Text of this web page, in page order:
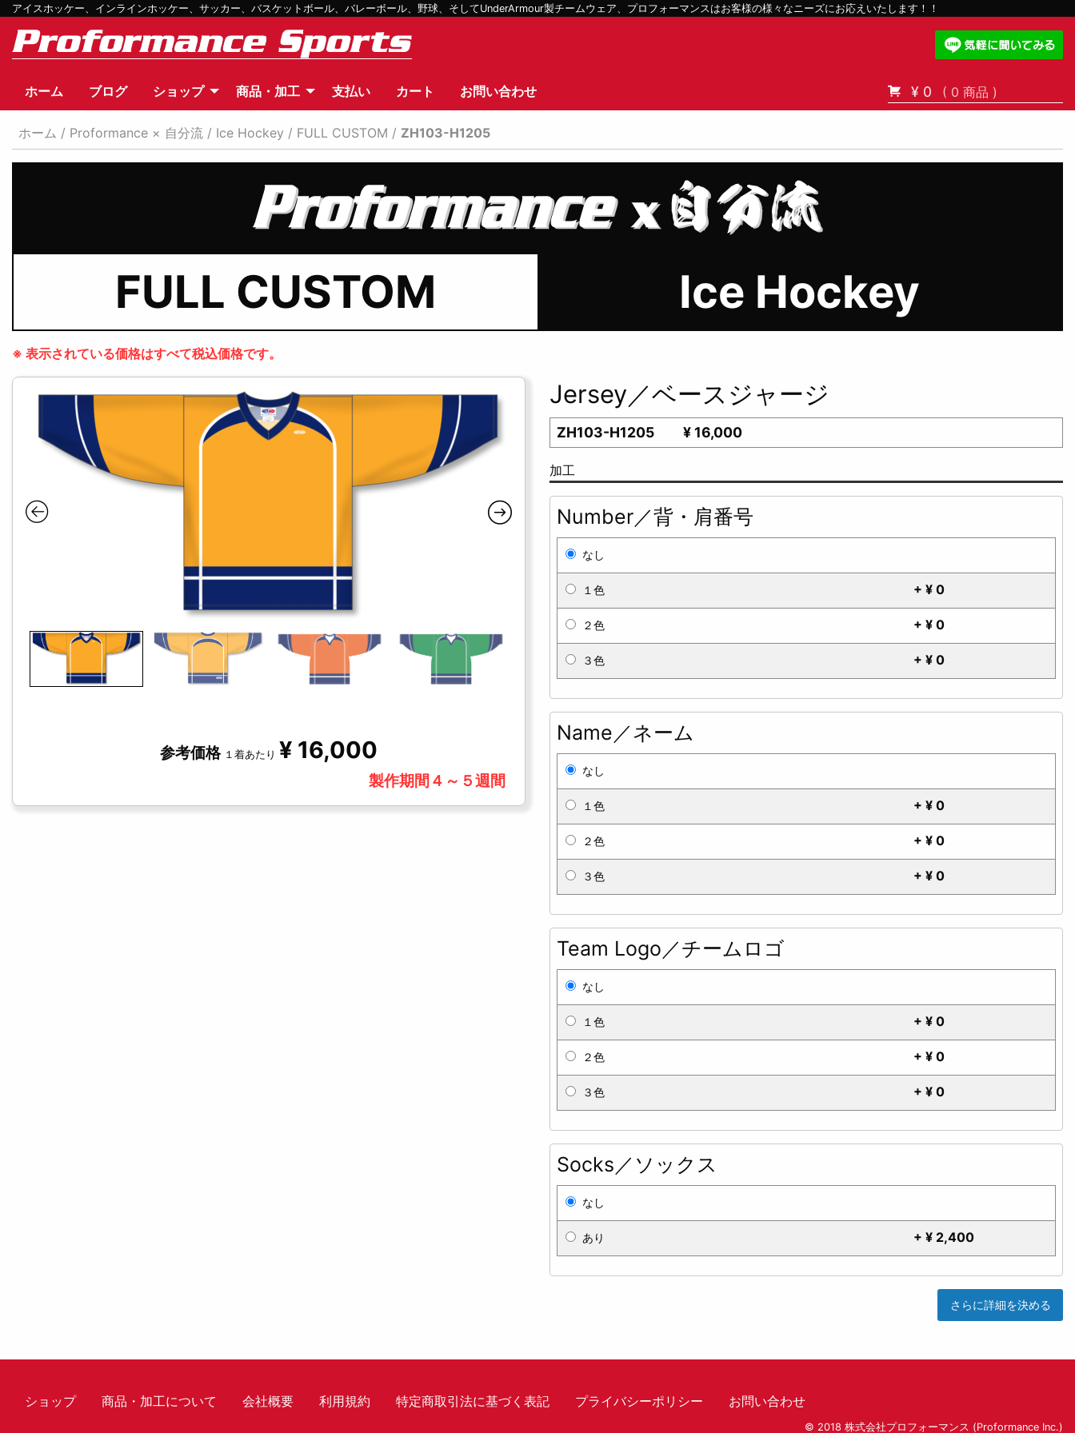
アイスホッケー、インラインホッケー、サッカー、バスケットボール、バレーボール、野球、そしてUnderArmour製チームウェア、プロフォーマンスはお客様の様々なニーズにお応えいたします！！
ホーム ブログ ショップ 商品・加工 支払い カート お問い合わせ ¥ 0 ( 0 商品 )
ホーム / Proformance × 自分流 / Ice Hockey / FULL CUSTOM / ZH103-H1205
FULL CUSTOM Ice Hockey
※ 表示されている価格はすべて税込価格です。
参考価格 １着あたり ¥ 16,000
製作期間４～５週間
Jersey／ベースジャージ
ZH103-H1205 ¥ 16,000
加工
Number／背・肩番号
なし
１色 + ¥ 0
２色 + ¥ 0
３色 + ¥ 0
Name／ネーム
なし
１色 + ¥ 0
２色 + ¥ 0
３色 + ¥ 0
Team Logo／チームロゴ
なし
１色 + ¥ 0
２色 + ¥ 0
３色 + ¥ 0
Socks／ソックス
なし
あり + ¥ 2,400
さらに詳細を決める
ショップ 商品・加工について 会社概要 利用規約 特定商取引法に基づく表記 プライバシーポリシー お問い合わせ
© 2018 株式会社プロフォーマンス (Proformance Inc.)